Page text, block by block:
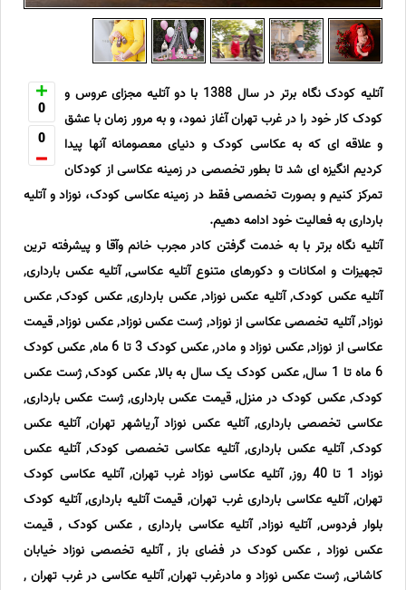
0
0
آتلیه کودک نگاه برتر در سال 1388 با دو آتلیه مجزای عروس و
کودک کار خود را در غرب تهران آغاز نمود، و به مرور زمان با عشق
و علاقه ای که به عکاسی کودک و دنیای معصومانه آنها پیدا
کردیم انگیزه ای شد تا بطور تخصصی در زمینه عکاسی از کودکان
تمرکز کنیم و بصورت تخصصی فقط در زمینه عکاسی کودک، نوزاد و آتلیه
بارداری به فعالیت خود ادامه دهیم.
آتلیه نگاه برتر با به خدمت گرفتن کادر مجرب خانم وآقا و پیشرفته ترین
تجهیزات و امکانات و دکورهای متنوع آتلیه عکاسی, آتلیه عکس بارداری,
آتلیه عکس کودک, آتلیه عکس نوزاد, عکس بارداری, عکس کودک, عکس
نوزاد, آتلیه تخصصی عکاسی از نوزاد, ژست عکس نوزاد, عکس نوزاد, قیمت
عکاسی از نوزاد, عکس نوزاد و مادر, عکس کودک 3 تا 6 ماه, عکس کودک
6 ماه تا 1 سال, عکس کودک یک سال به بالا, عکس کودک, ژست عکس
کودک, عکس کودک در منزل, قیمت عکس بارداری, ژست عکس بارداری,
عکاسی تخصصی بارداری, آتلیه عکس نوزاد آریاشهر تهران, آتلیه عکس
کودک, آتلیه عکس بارداری, آتلیه عکاسی تخصصی کودک, آتلیه عکس
نوزاد 1 تا 40 روز, آتلیه عکاسی نوزاد غرب تهران, آتلیه عکاسی کودک
تهران, آتلیه عکاسی بارداری غرب تهران, قیمت آتلیه بارداری, آتلیه کودک
بلوار فردوس, آتلیه نوزاد, آتلیه عکاسی بارداری , عکس کودک , قیمت
عکس نوزاد , عکس کودک در فضای باز , آتلیه تخصصی نوزاد خیابان
کاشانی, ژست عکس نوزاد و مادرغرب تهران, آتلیه عکاسی در غرب تهران ,